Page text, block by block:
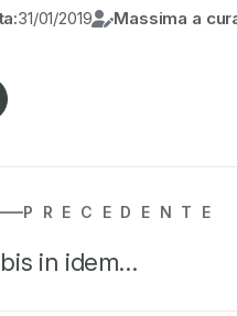
31/01/2019 Massima a
PRECEDENTE
in idem…